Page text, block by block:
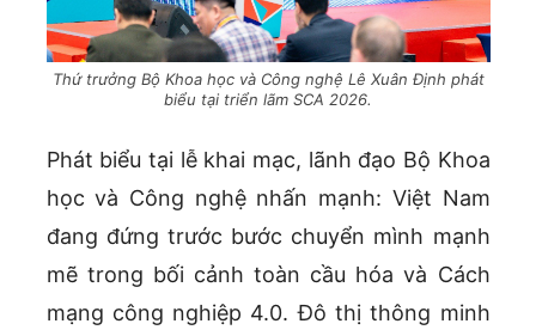
Thứ trưởng Bộ Khoa học và Công nghệ Lê Xuân Định phát
biểu tại triển lãm SCA 2026.
Phát biểu tại lễ khai mạc, lãnh đạo Bộ Khoa
học và Công nghệ nhấn mạnh: Việt Nam
đang đứng trước bước chuyển mình mạnh
mẽ trong bối cảnh toàn cầu hóa và Cách
mạng công nghiệp 4.0. Đô thị thông minh